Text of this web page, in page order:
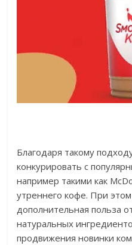
Благодаря такому
конкурировать с
например такими как
утреннего кофе. При этом
дополнительная польза
натуральных
продвижения новинки